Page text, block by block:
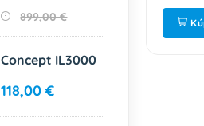
Kúpiť899,00 €
Concept IL3000
118,00 €